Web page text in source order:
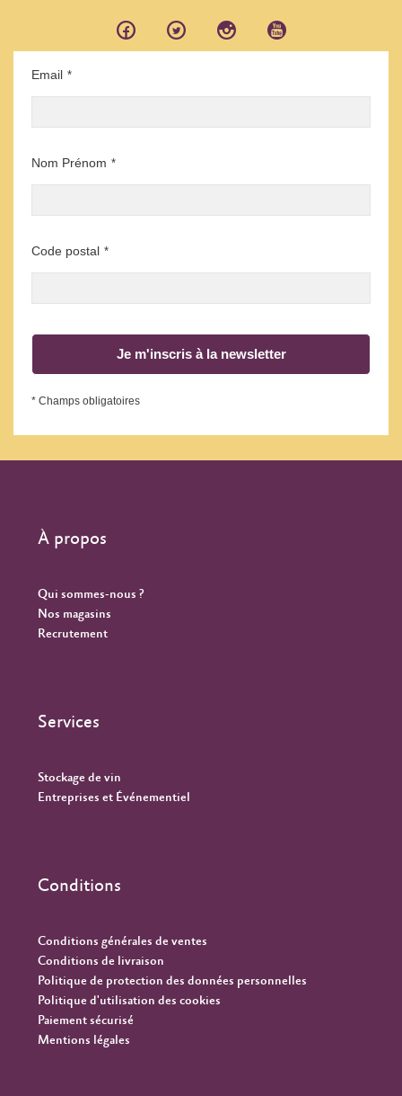
Email *
Nom Prénom *
Code postal *
Je m'inscris à la newsletter
* Champs obligatoires
À propos
Qui sommes-nous ?
Nos magasins
Recrutement
Services
Stockage de vin
Entreprises et Événementiel
Conditions
Conditions générales de ventes
Conditions de livraison
Politique de protection des données personnelles
Politique d'utilisation des cookies
Paiement sécurisé
Mentions légales